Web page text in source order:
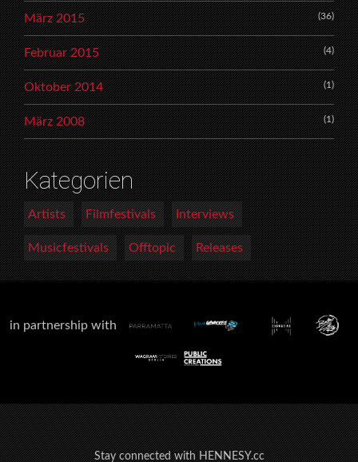
März 2015 (36)
Februar 2015 (4)
Oktober 2014 (1)
März 2008 (1)
Kategorien
Artists Filmfestivals Interviews
Musicfestivals Offtopic Releases
in partnership with
Stay connected with HENNESY.cc